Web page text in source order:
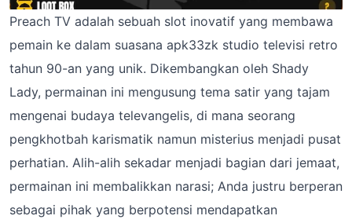
Preach TV adalah sebuah slot inovatif yang membawa
pemain ke dalam suasana apk33zk studio televisi retro
tahun 90-an yang unik. Dikembangkan oleh Shady
Lady, permainan ini mengusung tema satir yang tajam
mengenai budaya televangelis, di mana seorang
pengkhotbah karismatik namun misterius menjadi pusat
perhatian. Alih-alih sekadar menjadi bagian dari jemaat,
permainan ini membalikkan narasi; Anda justru berperan
sebagai pihak yang berpotensi mendapatkan